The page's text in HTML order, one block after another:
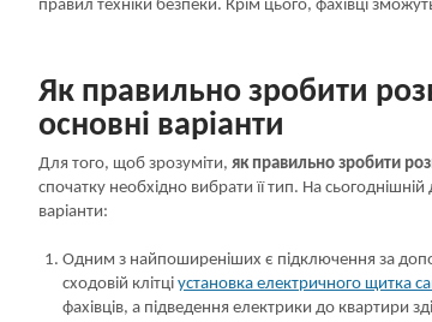
правил техніки безпеки. Крім цього, фахівці
Як правильно зробити
основні варіанти
Для того, щоб зрозуміти, як правильно зробити
спочатку необхідно вибрати її тип. На сьогоднішній
варіанти:
Одним з найпоширеніших є підключення за
сходовій клітці установка електричного щитка
фахівців, а підведення електрики до квартири